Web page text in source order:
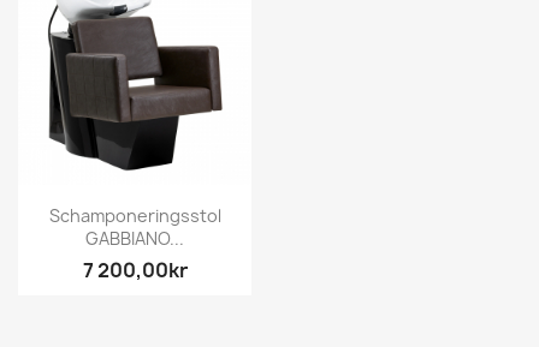
Schamponeringsstol
GABBIANO...
7 200,00kr